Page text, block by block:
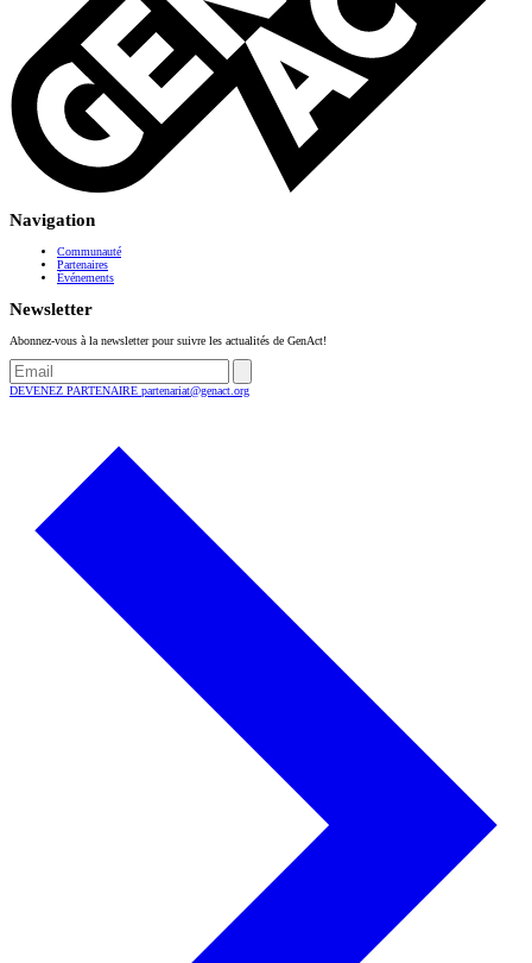
Navigation
Communauté
Partenaires
Événements
Newsletter
Abonnez-vous à la newsletter pour suivre les actualités de GenAct!
DEVENEZ PARTENAIRE partenariat@genact.org